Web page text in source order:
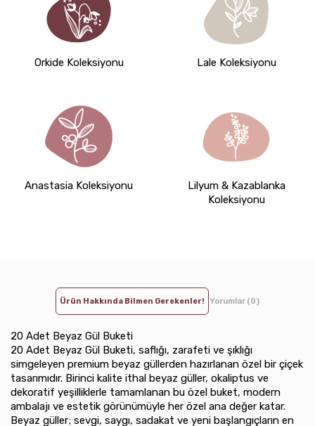
Orkide Koleksiyonu Lale Koleksiyonu
Anastasia Koleksiyonu
Lilyum & Kazablanka
Koleksiyonu
Ürün Hakkında Bilmen Gerekenler! Yorumlar (0)
20 Adet Beyaz Gül Buketi
20 Adet Beyaz Gül Buketi, saflığı, zarafeti ve şıklığı
simgeleyen premium beyaz güllerden hazırlanan özel bir çiçek
tasarımıdır. Birinci kalite ithal beyaz güller, okaliptus ve
dekoratif yeşilliklerle tamamlanan bu özel buket, modern
ambalajı ve estetik görünümüyle her özel ana değer katar.
Beyaz güller; sevgi, saygı, sadakat ve yeni başlangıçların en